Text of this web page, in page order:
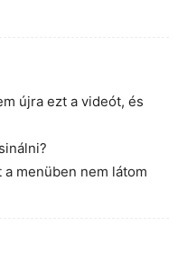
újra ezt a videót, és
menüben nem látom